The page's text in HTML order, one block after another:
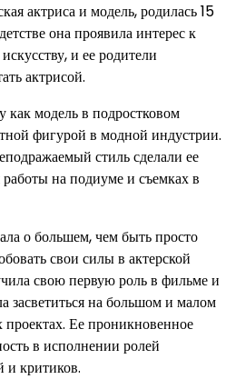
актриса и модель, родилась 15
она проявила интерес к
и ее родители
актрисой.
как модель в подростковом
фигурой в модной индустрии.
стиль сделали ее
на подиуме и съемках в
о большем, чем быть просто
свои силы в актерской
свою первую роль в фильме и
засветиться на большом и малом
проектах. Ее проникновенное
в исполнении ролей
и критиков.